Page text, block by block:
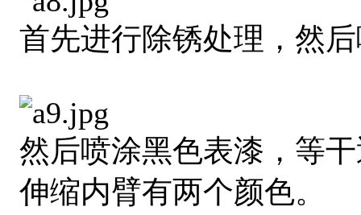
首先进行除锈处理，然
然后喷涂黑色表漆，等
伸缩内臂有两个颜色。